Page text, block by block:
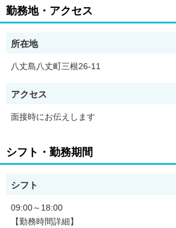
【求人のポイント】
・高収入・高月給
・交通費支給
・急募
・駅から5分以内
・障がい者採用
・資格取得支援あり
・フリーター歓迎
・バイク通勤OK
・学歴不問
・残業月20時間以内
・未経験者歓迎
勤務地・アクセス
所在地
八丈島八丈町三根26-11
アクセス
面接時にお伝えします
シフト・勤務期間
シフト
09:00～18:00
【勤務時間詳細】